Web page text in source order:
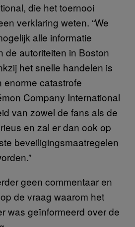
die het toernooi
verklaring weten. “We
alle informatie
de autoriteiten in Boston
het snelle handelen is
enorme catastrofe
Company International
van zowel de fans als de
en zal er dan ook op
beveiligingsmaatregelen
geen commentaar en
de vraag waarom het
was geïnformeerd over de